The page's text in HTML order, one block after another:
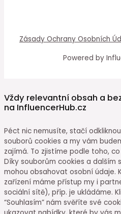
Zásady Ochrany Osobních
Powered by
Vždy relevantní obsah a
na InfluencerHub.cz
Péct nic nemusíte, stačí
souborů cookies a my vám
zajímá. To zjistíme podle toho,
Díky souborům cookies a
mohou obsahovat osobní údaje.
zařízení máme přístup my i
sociální sítě), příp. je ukládáme.
“Souhlasím” nám svěříte své